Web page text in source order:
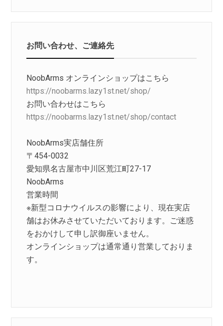
お問い合わせ、ご連絡先
NoobArms オンラインショップはこちら
https://noobarms.lazy1st.net/shop/
お問い合わせはこちら
https://noobarms.lazy1st.net/shop/contact
NoobArms実店舗住所
〒454-0032
愛知県名古屋市中川区荒江町27-17
NoobArms
営業時間
※新型コロナウイルスの影響により、現在実店
舗はお休みさせていただいております。ご迷惑
をおかけして申し訳御座いません。
オンラインショップは通常通り営業しておりま
す。